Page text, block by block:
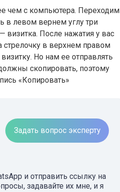
чем с компьютера. Переходим
в левом вернем углу три
визитка. После нажатия у вас
стрелочку в верхнем правом
Но нам ее отправлять
скопировать, поэтому
«Копировать»
Задать вопрос эксперту
и отправить ссылку на
задавайте их мне, и я